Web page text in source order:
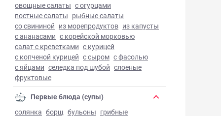
овощные салаты с огурцами
постные салаты рыбные салаты
со свининой из морепродуктов из капусты
с ананасами с корейской морковью
салат с креветками с курицей
с копченой курицей с сыром с фасолью
с яйцами селедка под шубой слоеные
фруктовые
Первые блюда (супы)
солянка борщ бульоны грибные